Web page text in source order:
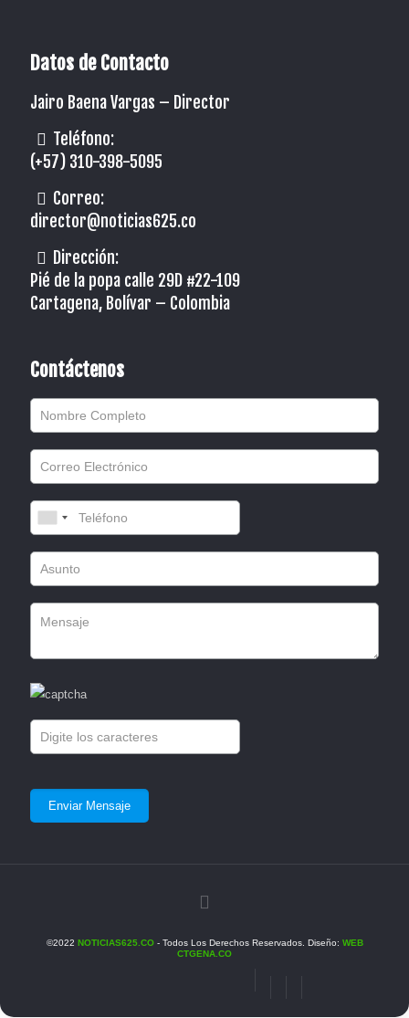
Datos de Contacto
Jairo Baena Vargas – Director
Teléfono:
(+57) 310-398-5095
Correo:
director@noticias625.co
Dirección:
Pié de la popa calle 29D #22-109
Cartagena, Bolívar – Colombia
Contáctenos
©2022 NOTICIAS625.CO- Todos Los Derechos Reservados. Diseño: WEB
CTGENA.CO